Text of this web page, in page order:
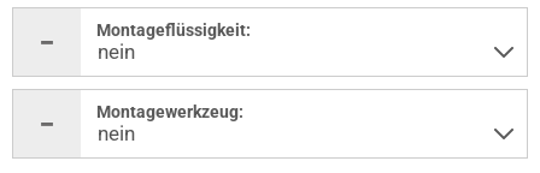
Montageflüssigkeit:
Montagewerkzeug: